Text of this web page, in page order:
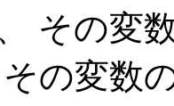
その変
の変数